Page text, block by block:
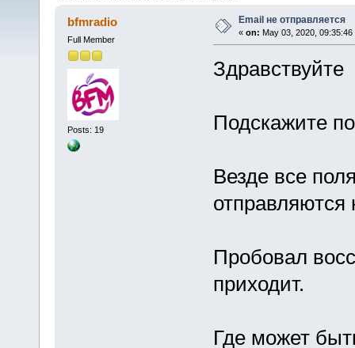
bfmradio
Full Member
Posts: 19
Email не отправляется
« on: May 03, 2020, 09:35:46
Здравствуйте
Подскажите
Везде все
Пробовал
приходит.
Где может